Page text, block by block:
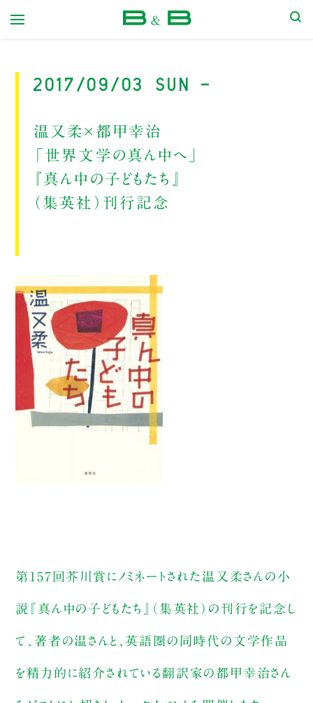
2017/09/03 Sun -
温又柔×都甲幸治
「世界文学の真ん中へ」
『真ん中の子どもたち』
（集英社）刊行記念
第157回芥川賞にノミネートされた温又柔さんの小
説『真ん中の子どもたち』（集英社）の刊行を記念し
て、著者の温さんと、英語圏の同時代の文学作品
を精力的に紹介されている翻訳家の都甲幸治さん